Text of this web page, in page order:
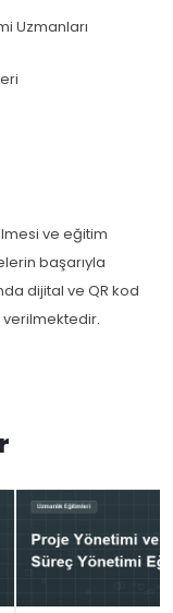
Uzmanları
ve eğitim
başarıyla
dijital ve QR kod
verilmektedir.